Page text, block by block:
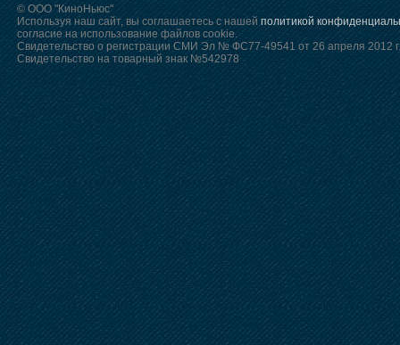
© ООО "КиноНьюс"
Используя наш сайт, вы соглашаетесь с нашей политикой
согласие на использование файлов cookie.
Свидетельство о регистрации СМИ Эл № ФС77-49541 от 26 апреля 2012 г.
Свидетельство на товарный знак №542978